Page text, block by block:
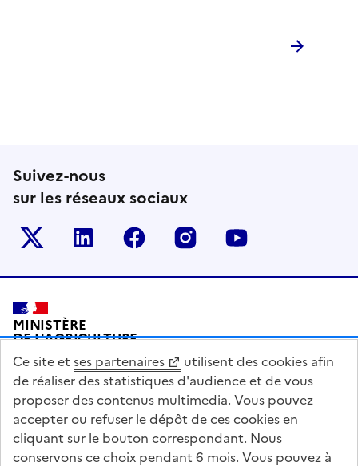
Suivez-nous
sur les réseaux sociaux
Le ministère sur Twitter
Le ministère sur LinkedIn
Le ministère sur Facebook
Le ministère sur
Pied de page
MINISTÈRE
DE L'AGRICULTURE
DE L'AGRO-ALIMENTAIRE
ET DE LA SOUVERAINETÉ
ALIMENTAIRE
Ce site et ses partenaires
utilisent des cookies afin
de réaliser des statistiques d'audience et de vous
proposer des contenus multimedia. Vous pouvez
accepter ou refuser le dépôt de ces cookies en
cliquant sur le bouton correspondant. Nous
conservons ce choix pendant 6 mois. Vous pouvez à